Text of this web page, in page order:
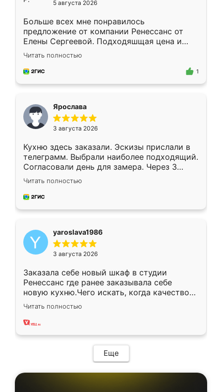
5 августа 2026
Больше всех мне понравилось
предложение от компании Ренессанс от
Елены Сергеевой. Подходяшщая цена и
короткие сроки изготовления. Приехавший
для замера сотрудник Владислав
предложил по моему эскизу самый
Читать полностью
1
Ярослава
3 августа 2026
Кухню здесь заказали. Эскизы прислали в
телеграмм. Выбрали наиболее подходящий.
Согласовали день для замера. Через 3
недели кухня была уже готова. Остались
довольны работой. Спасибо Ренессанс
мебель за качественную работу!
Читать полностью
yaroslava1986
3 августа 2026
Заказала себе новый шкаф в студии
Ренессанс где ранее заказывала себе
новую кухню.Чего искать, когда качеством
вполне довольна. Служит кухня уже почти
два года, нареканий нет.
Читать полностью
Еще